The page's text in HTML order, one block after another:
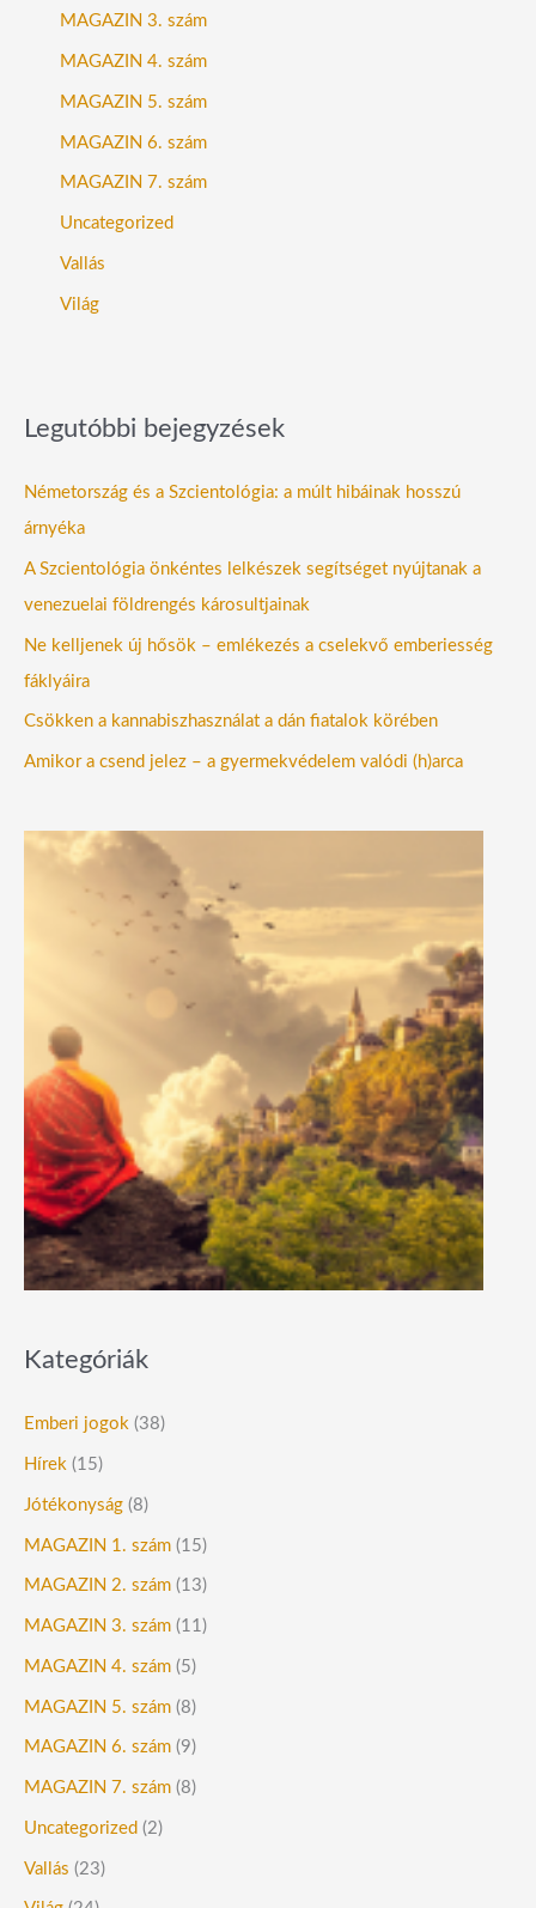
MAGAZIN 3. szám
MAGAZIN 4. szám
MAGAZIN 5. szám
MAGAZIN 6. szám
MAGAZIN 7. szám
Uncategorized
Vallás
Világ
Legutóbbi bejegyzések
Németország és a Szcientológia: a múlt hibáinak hosszú
árnyéka
A Szcientológia önkéntes lelkészek segítséget nyújtanak a
venezuelai földrengés károsultjainak
Ne kelljenek új hősök – emlékezés a cselekvő emberiesség
fáklyáira
Csökken a kannabiszhasználat a dán fiatalok körében
Amikor a csend jelez – a gyermekvédelem valódi (h)arca
Kategóriák
Emberi jogok (38)
Hírek (15)
Jótékonyság (8)
MAGAZIN 1. szám (15)
MAGAZIN 2. szám (13)
MAGAZIN 3. szám (11)
MAGAZIN 4. szám (5)
MAGAZIN 5. szám (8)
MAGAZIN 6. szám (9)
MAGAZIN 7. szám (8)
Uncategorized (2)
Vallás (23)